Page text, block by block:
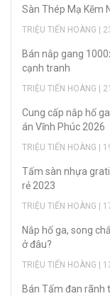
Sàn Thép Mạ Kẽm
TRIỆU TIẾN HOÀNG |
Bán nắp gang
cạnh tranh
TRIỆU TIẾN HOÀNG |
Cung cấp nắp hố
án Vĩnh Phúc 2026
TRIỆU TIẾN HOÀNG |
Tấm sàn nhựa
rẻ 2023
TRIỆU TIẾN HOÀNG |
Nắp hố ga, song
ở đâu?
TRIỆU TIẾN HOÀNG |
Bán Tấm đan rãnh